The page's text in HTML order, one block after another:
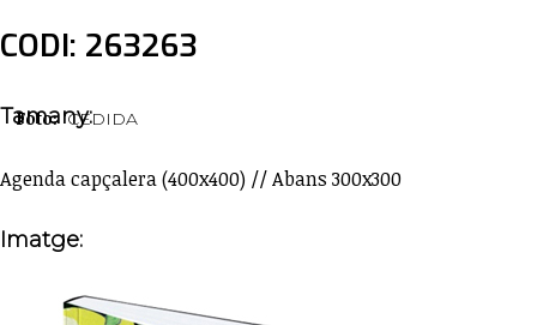
CODI: 263263
Foto: CEDIDA
Tamany:
Agenda capçalera (400x400) // Abans 300x300
Imatge: